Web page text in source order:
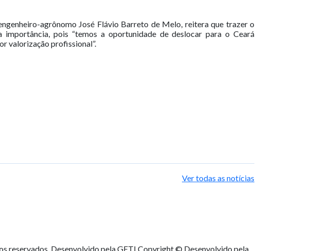
agrônomo José Flávio Barreto de Melo, reitera que trazer o
pois “temos a oportunidade de deslocar para o Ceará
valorização profissional”.
Ver todas as notícias
reservados. Desenvolvido pela GETI Copyright © Desenvolvido pela